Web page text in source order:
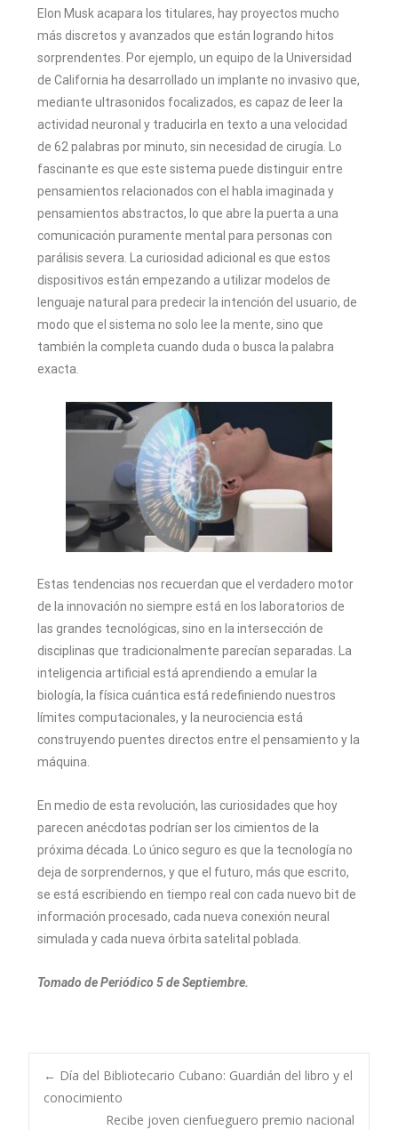
Elon Musk acapara los titulares, hay proyectos mucho
más discretos y avanzados que están logrando hitos
sorprendentes. Por ejemplo, un equipo de la Universidad
de California ha desarrollado un implante no invasivo que,
mediante ultrasonidos focalizados, es capaz de leer la
actividad neuronal y traducirla en texto a una velocidad
de 62 palabras por minuto, sin necesidad de cirugía. Lo
fascinante es que este sistema puede distinguir entre
pensamientos relacionados con el habla imaginada y
pensamientos abstractos, lo que abre la puerta a una
comunicación puramente mental para personas con
parálisis severa. La curiosidad adicional es que estos
dispositivos están empezando a utilizar modelos de
lenguaje natural para predecir la intención del usuario, de
modo que el sistema no solo lee la mente, sino que
también la completa cuando duda o busca la palabra
exacta.
Estas tendencias nos recuerdan que el verdadero motor
de la innovación no siempre está en los laboratorios de
las grandes tecnológicas, sino en la intersección de
disciplinas que tradicionalmente parecían separadas. La
inteligencia artificial está aprendiendo a emular la
biología, la física cuántica está redefiniendo nuestros
límites computacionales, y la neurociencia está
construyendo puentes directos entre el pensamiento y la
máquina.
En medio de esta revolución, las curiosidades que hoy
parecen anécdotas podrían ser los cimientos de la
próxima década. Lo único seguro es que la tecnología no
deja de sorprendernos, y que el futuro, más que escrito,
se está escribiendo en tiempo real con cada nuevo bit de
información procesado, cada nueva conexión neural
simulada y cada nueva órbita satelital poblada.
Tomado de Periódico 5 de Septiembre.
← Día del Bibliotecario Cubano: Guardián del libro y el
conocimiento
Recibe joven cienfueguero premio nacional